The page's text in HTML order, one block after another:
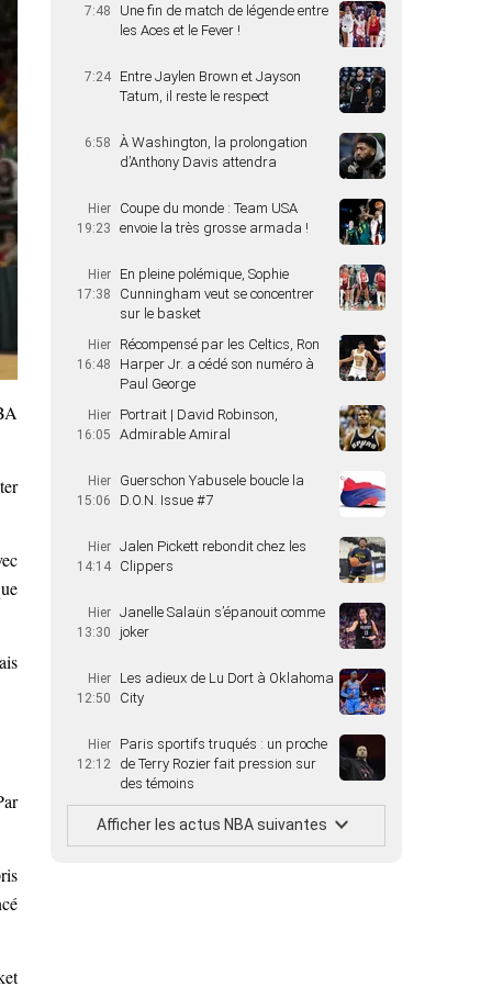
7:48
Une fin de match de légende entre
les Aces et le Fever !
7:24
Entre Jaylen Brown et Jayson
Tatum, il reste le respect
6:58
À Washington, la prolongation
d’Anthony Davis attendra
Hier
19:23
Coupe du monde : Team USA
envoie la très grosse armada !
Hier
17:38
En pleine polémique, Sophie
Cunningham veut se concentrer
sur le basket
Hier
16:48
Récompensé par les Celtics, Ron
Harper Jr. a cédé son numéro à
Paul George
Hier
16:05
Portrait | David Robinson,
Admirable Amiral
Hier
15:06
Guerschon Yabusele boucle la
D.O.N. Issue #7
Hier
14:14
Jalen Pickett rebondit chez les
Clippers
Hier
13:30
Janelle Salaün s’épanouit comme
joker
Hier
12:50
Les adieux de Lu Dort à Oklahoma
City
Hier
12:12
Paris sportifs truqués : un proche
de Terry Rozier fait pression sur
des témoins
Afficher les actus NBA suivantes